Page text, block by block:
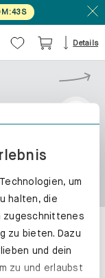
um
halten, die
zugeschnittenes
zu bieten. Dazu
und dein
zu und erlaubst
M:43S
Details